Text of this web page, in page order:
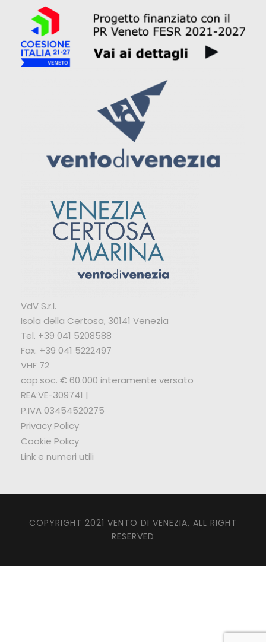
VdV S.r.l.
Isola della Certosa, 30141 Venezia
Tel. +39 041 5208588
Fax. +39 041 5222497
VHF 72
cap.soc. € 60.000 interamente versato
REA:VE-309741 |
P.IVA 03454520275
Privacy Policy
Cookie Policy
Link e numeri utili
COPYRIGHT 2021 VENTO DI VENEZIA, ALL RIGHT
RESERVED